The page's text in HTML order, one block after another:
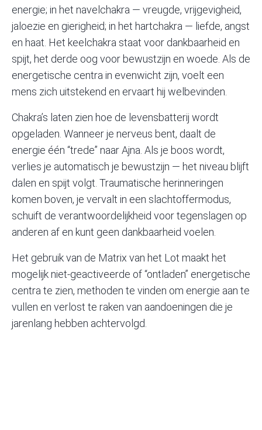
energie; in het navelchakra — vreugde, vrijgevigheid,
jaloezie en gierigheid; in het hartchakra — liefde, angst
en haat. Het keelchakra staat voor dankbaarheid en
spijt, het derde oog voor bewustzijn en woede. Als de
energetische centra in evenwicht zijn, voelt een
mens zich uitstekend en ervaart hij welbevinden.
Chakra’s laten zien hoe de levensbatterij wordt
opgeladen. Wanneer je nerveus bent, daalt de
energie één “trede” naar Ajna. Als je boos wordt,
verlies je automatisch je bewustzijn — het niveau blijft
dalen en spijt volgt. Traumatische herinneringen
komen boven, je vervalt in een slachtoffermodus,
schuift de verantwoordelijkheid voor tegenslagen op
anderen af en kunt geen dankbaarheid voelen.
Het gebruik van de Matrix van het Lot maakt het
mogelijk niet-geactiveerde of “ontladen” energetische
centra te zien, methoden te vinden om energie aan te
vullen en verlost te raken van aandoeningen die je
jarenlang hebben achtervolgd.